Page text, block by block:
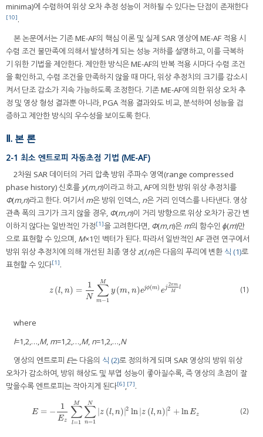
minima)에 수렴하여 위상 오차 추정 성능이 저하될 수 있다는 단점이 존재한다
[10].
본 논문에서는 기존 ME-AF의 핵심 이론 및 실제 SAR 영상에 ME-AF 적용 시
수렴 조건 불만족에 의해서 발생하게 되는 성능 저하를 설명하고, 이를 극복하
기 위한 기법을 제안한다. 제안한 방식은 ME-AF의 반복 적용 시마다 수렴 조건
을 확인하고, 수렴 조건을 만족하지 않을 때 마다, 위상 추정치의 크기를 감소시
켜서 단조 감소가 지속 가능하도록 조정한다. 기존 ME-AF에 의한 위상 오차 추
정 및 영상 형성 결과뿐 아니라, PGA 적용 결과와도 비교, 분석하여 성능을 검
증하고 제안한 방식의 우수성을 보이도록 한다.
Ⅱ. 본 론
2-1 최소 엔트로피 자동초점 기법 (ME-AF)
2차원 SAR 데이터의 거리 압축 방위 주파수 영역(range compressed
phase history) 신호를 y(m,n)이라고 하고, AF에 의한 방위 위상 추정치를
Φ(m,n)라고 한다. 여기서 m은 방위 인덱스, n은 거리 인덱스를 나타낸다. 영상
관측 폭의 크기가 크지 않을 경우, Φ(m,n)이 거리 방향으로 위상 오차가 공간 변
이하지 않다는 일반적인 가정[1]을 고려한다면, Φ(m,n)은 m의 함수인 ϕ(m)만
으로 표현할 수 있으며, M×1인 벡터가 된다. 따라서 일반적인 AF 관련 연구에서
방위 위상 추정치에 의해 개선된 최종 영상z(l,n)은 다음의 푸리에 변환 식 (1)로
표현할 수 있다[1].
z (l, n) =
1
N ∑
m−1
M
y (m, n)ejϕ(m) e j
2πm
M
l
z l,n= 1N ∑m −1 M ym,ne ϕmej2πmMl (1)
where
l=1,2,…,M, m=1,2,…,M, n=1,2,…,N
영상의 엔트로피 E는 다음의 식 (2)로 정의하게 되며 SAR 영상의 방위 위상
오차가 감소하여, 방위 해상도 및 부엽 성능이 좋아질수록, 즉 영상의 초점이 잘
맞을수록 엔트로피는 작아지게 된다[6],[7].
E = −
1
Ez ∑
l=1
M ∑
n=1
N
|z (l, n) |2 ln |z (l, n) |2 +lnEz
E=− 1Ez ∑ =1 M ∑n=1Nz l,n2lnz ,n2+lnE z (2)